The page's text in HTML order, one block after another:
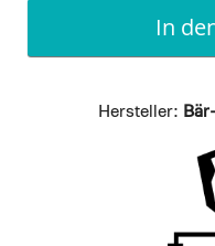
In
Hersteller: